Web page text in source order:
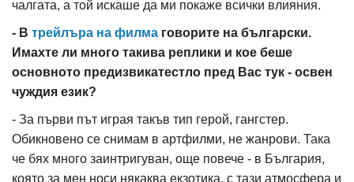
чалгата, а той искаше да ми покаже всички влияния.
- В трейлъра на филма говорите на български.
Имахте ли много такива реплики и кое беше
основното предизвикатестло пред Вас тук - освен
чуждия език?
- За първи път играя такъв тип герой, гангстер.
Обикновено се снимам в артфилми, не жанрови. Така
че бях много заинтригуван, още повече - в България,
която за мен носи някаква екзотика, с тази атмосфера и